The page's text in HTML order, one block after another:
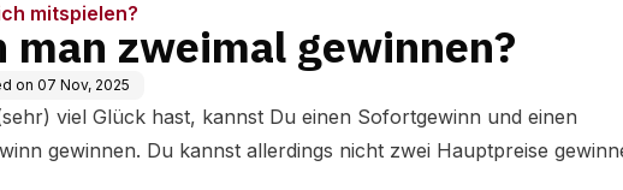
mitspielen?
man zweimal gewinnen?
on 07 Nov, 2025
viel Glück hast, kannst Du einen Sofortgewinn und einen
gewinnen. Du kannst allerdings nicht zwei Hauptpreise